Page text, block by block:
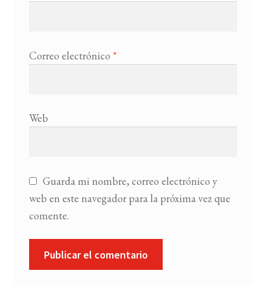
Correo electrónico *
Web
Guarda mi nombre, correo electrónico y
web en este navegador para la próxima vez que
comente.